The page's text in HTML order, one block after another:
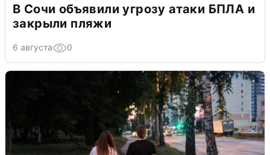
В Сочи объявили угрозу атаки БПЛА и
закрыли пляжи
6 августа 0